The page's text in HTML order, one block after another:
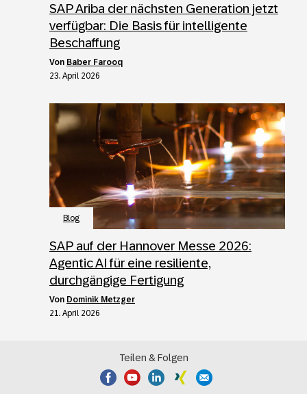
SAP Ariba der nächsten Generation jetzt
verfügbar: Die Basis für intelligente
Beschaffung
von Baber Farooq
23. April 2026
Blog
SAP auf der Hannover Messe 2026:
Agentic AI für eine resiliente,
durchgängige Fertigung
von Dominik Metzger
21. April 2026
Teilen & Folgen